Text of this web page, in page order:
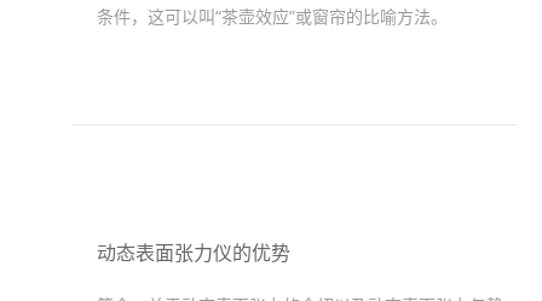
条件，这可以叫“茶壶效应”或窗帘的比喻方法。
动态表面张力仪的优势